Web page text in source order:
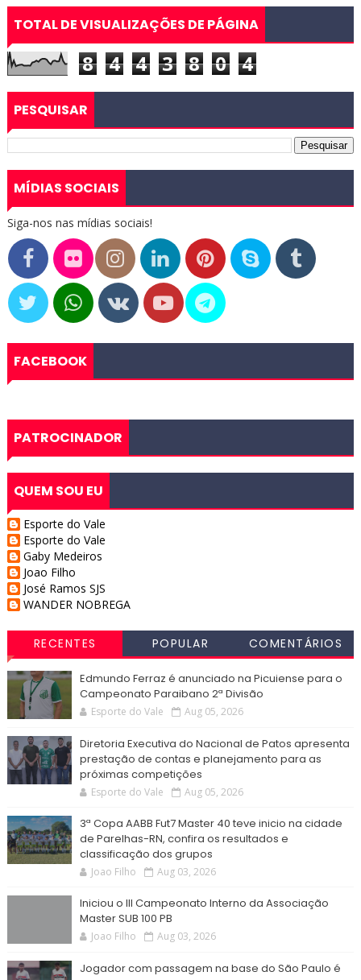
TOTAL DE VISUALIZAÇÕES DE PÁGINA
8 4 4 3 8 0 4
PESQUISAR
MÍDIAS SOCIAIS
Siga-nos nas mídias sociais!
FACEBOOK
PATROCINADOR
QUEM SOU EU
Esporte do Vale
Esporte do Vale
Gaby Medeiros
Joao Filho
José Ramos SJS
WANDER NOBREGA
RECENTES POPULAR COMENTÁRIOS
Edmundo Ferraz é anunciado na Picuiense para o
Campeonato Paraibano 2ª Divisão
Esporte do Vale Aug 05, 2026
Diretoria Executiva do Nacional de Patos apresenta
prestação de contas e planejamento para as
próximas competições
Esporte do Vale Aug 05, 2026
3ª Copa AABB Fut7 Master 40 teve inicio na cidade
de Parelhas-RN, confira os resultados e
classificação dos grupos
Joao Filho Aug 03, 2026
Iniciou o III Campeonato Interno da Associação
Master SUB 100 PB
Joao Filho Aug 03, 2026
Jogador com passagem na base do São Paulo é